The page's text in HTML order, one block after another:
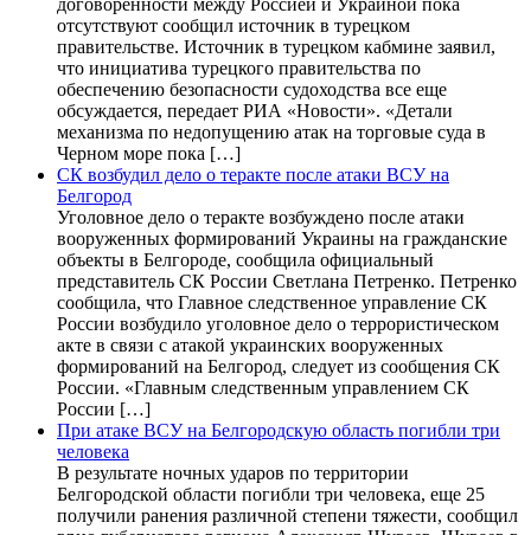
договоренности между Россией и Украиной пока
отсутствуют сообщил источник в турецком
правительстве. Источник в турецком кабмине заявил,
что инициатива турецкого правительства по
обеспечению безопасности судоходства все еще
обсуждается, передает РИА «Новости». «Детали
механизма по недопущению атак на торговые суда в
Черном море пока […]
СК возбудил дело о теракте после атаки ВСУ на
Белгород
Уголовное дело о теракте возбуждено после атаки
вооруженных формирований Украины на гражданские
объекты в Белгороде, сообщила официальный
представитель СК России Светлана Петренко. Петренко
сообщила, что Главное следственное управление СК
России возбудило уголовное дело о террористическом
акте в связи с атакой украинских вооруженных
формирований на Белгород, следует из сообщения СК
России. «Главным следственным управлением СК
России […]
При атаке ВСУ на Белгородскую область погибли три
человека
В результате ночных ударов по территории
Белгородской области погибли три человека, еще 25
получили ранения различной степени тяжести, сообщил